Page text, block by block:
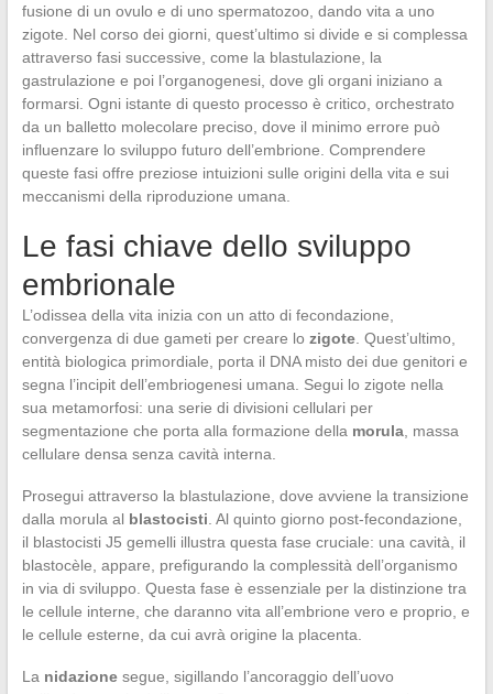
fusione di un ovulo e di uno spermatozoo, dando vita a uno
zigote. Nel corso dei giorni, quest’ultimo si divide e si complessa
attraverso fasi successive, come la blastulazione, la
gastrulazione e poi l’organogenesi, dove gli organi iniziano a
formarsi. Ogni istante di questo processo è critico, orchestrato
da un balletto molecolare preciso, dove il minimo errore può
influenzare lo sviluppo futuro dell’embrione. Comprendere
queste fasi offre preziose intuizioni sulle origini della vita e sui
meccanismi della riproduzione umana.
Le fasi chiave dello sviluppo
embrionale
L’odissea della vita inizia con un atto di fecondazione,
convergenza di due gameti per creare lo zigote. Quest’ultimo,
entità biologica primordiale, porta il DNA misto dei due genitori e
segna l’incipit dell’embriogenesi umana. Segui lo zigote nella
sua metamorfosi: una serie di divisioni cellulari per
segmentazione che porta alla formazione della morula, massa
cellulare densa senza cavità interna.
Prosegui attraverso la blastulazione, dove avviene la transizione
dalla morula al blastocisti . Al quinto giorno post-fecondazione,
il blastocisti J5 gemelli illustra questa fase cruciale: una cavità, il
blastocèle, appare, prefigurando la complessità dell’organismo
in via di sviluppo. Questa fase è essenziale per la distinzione tra
le cellule interne, che daranno vita all’embrione vero e proprio, e
le cellule esterne, da cui avrà origine la placenta.
La nidazionesegue, sigillando l’ancoraggio dell’uovo